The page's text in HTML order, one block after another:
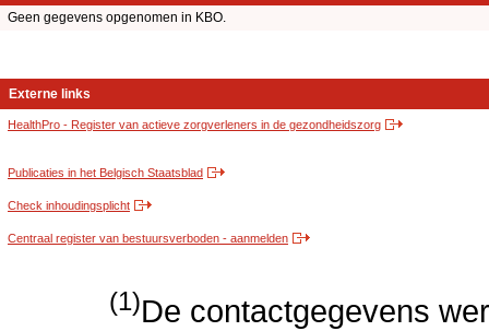
Geen gegevens opgenomen in KBO.
Externe links
HealthPro - Register van actieve zorgverleners in de gezondheidszorg
Publicaties in het Belgisch Staatsblad
Check inhoudingsplicht
Centraal register van bestuursverboden - aanmelden
(1)De contactgegevens